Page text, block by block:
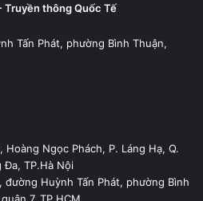
thông Quốc Tế
Tấn Phát, phường Bình Thuận,
Hoàng Ngọc Phách, P. Láng Hạ, Q.
Đa, TP.Hà Nội
đường Huỳnh Tấn Phát, phường Bình
7, TP.HCM.